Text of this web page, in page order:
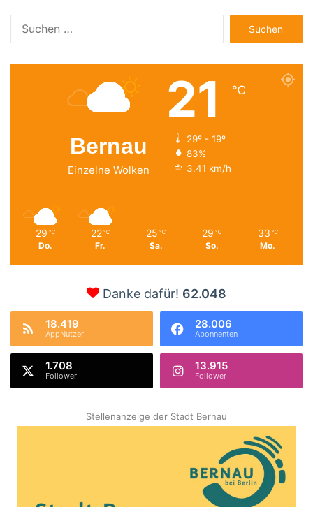
nach:
Bernau
Einzelne Wolken
21 ℃
29º - 19º
83%
3.41 km/h
29 ℃
Do.
22 ℃
Fr.
25 ℃
Sa.
29 ℃
So.
33 ℃
Mo.
Danke dafür! 62.048
18.419
AppNutzer
28.006
Abonnenten
1.708
Follower
13.915
Follower
Stellenanzeige der Stadt Bernau